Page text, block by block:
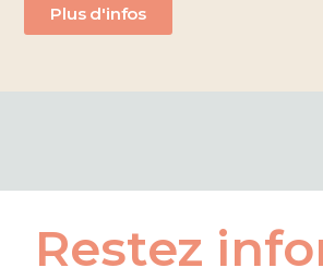
Plus d'infos
Restez